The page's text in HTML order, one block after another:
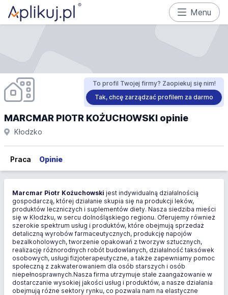
Menu
To profil Twojej firmy? Zaopiekuj się nim!
Tak, chcę zarządzać profilem za darmo
MARCMAR PIOTR KOŻUCHOWSKI opinie
Kłodzko
Praca Opinie
Marcmar Piotr Kożuchowski jest indywidualną działalnością
gospodarczą, której działanie skupia się na produkcji leków,
produktów leczniczych i suplementów diety. Nasza siedziba mieści
się w Kłodzku, w sercu dolnośląskiego regionu. Oferujemy również
szerokie spektrum usług i produktów, które obejmują sprzedaż
detaliczną wyrobów farmaceutycznych, produkcję napojów
bezalkoholowych, tworzenie opakowań z tworzyw sztucznych,
realizację różnorodnych robót budowlanych, działalność taksówek
osobowych, usługi fizjoterapeutyczne, a także zapewniamy pomoc
społeczną z zakwaterowaniem dla osób starszych i osób
niepełnosprawnych.Nasza firma utrzymuje stałe zaangażowanie w
dostarczanie wysokiej jakości usług i produktów, a nasze działania
obejmują różne sektory rynku, co pozwala nam na elastyczne